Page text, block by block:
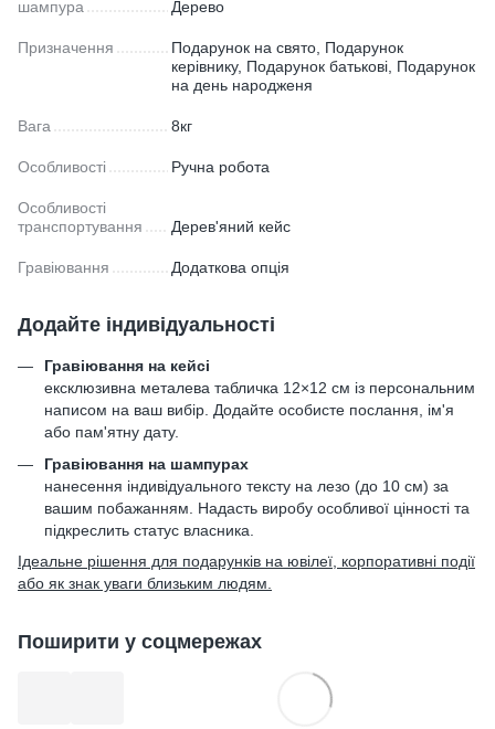
шампура Дерево
Призначення
Подарунок на свято, Подарунок
керівнику, Подарунок батькові, Подарунок
на день народженя
Вага 8кг
Особливості Ручна робота
Особливості
транспортування
Дерев'яний кейс
Гравіювання Додаткова опція
Додайте індивідуальності
Гравіювання на кейсі
ексклюзивна металева табличка 12×12 см із персональним
написом на ваш вибір. Додайте особисте послання, ім'я
або пам'ятну дату.
Гравіювання на шампурах
нанесення індивідуального тексту на лезо (до 10 см) за
вашим побажанням. Надасть виробу особливої цінності та
підкреслить статус власника.
Ідеальне рішення для подарунків на ювілеї, корпоративні події
або як знак уваги близьким людям.
Поширити у соцмережах